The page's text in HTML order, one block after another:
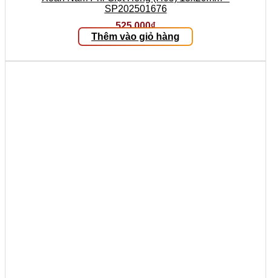
SP202501676
525.000₫
Thêm vào giỏ hàng